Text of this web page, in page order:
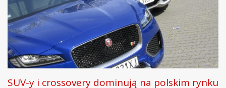
SUV-y i crossovery dominują na polskim rynku